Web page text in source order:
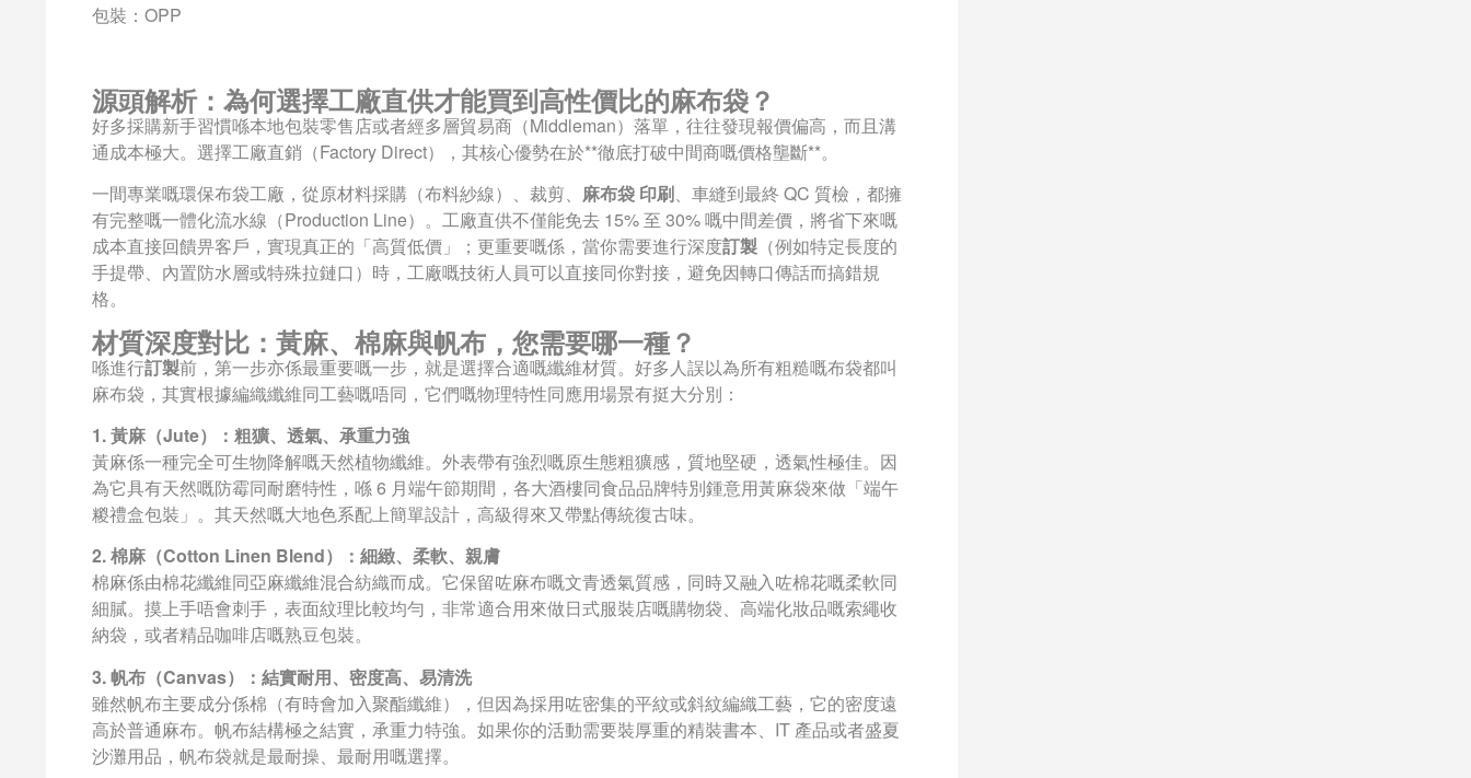
包裝：OPP
源頭解析：為何選擇工廠直供才能買到高性價比的麻布袋？
好多採購新手習慣喺本地包裝零售店或者經多層貿易商（Middleman）落單，往往發現報價偏高，而且溝
通成本極大。選擇工廠直銷（Factory Direct），其核心優勢在於**徹底打破中間商嘅價格壟斷**。
一間專業嘅環保布袋工廠，從原材料採購（布料紗線）、裁剪、 麻布袋 印刷、車縫到最終 QC 質檢，都擁
有完整嘅一體化流水線（Production Line）。工廠直供不僅能免去 15% 至 30% 嘅中間差價，將省下來嘅
成本直接回饋畀客戶，實現真正的「高質低價」；更重要嘅係，當你需要進行深度訂製 （例如特定長度的
手提帶、內置防水層或特殊拉鏈口）時，工廠嘅技術人員可以直接同你對接，避免因轉口傳話而搞錯規
格。
材質深度對比：黃麻、棉麻與帆布，您需要哪一種？
喺進行訂製前，第一步亦係最重要嘅一步，就是選擇合適嘅纖維材質。好多人誤以為所有粗糙嘅布袋都叫
麻布袋，其實根據編織纖維同工藝嘅唔同，它們嘅物理特性同應用場景有挺大分別：
1. 黃麻（Jute）：粗獷、透氣、承重力強
黃麻係一種完全可生物降解嘅天然植物纖維。外表帶有強烈嘅原生態粗獷感，質地堅硬，透氣性極佳。因
為它具有天然嘅防霉同耐磨特性，喺 6 月端午節期間，各大酒樓同食品品牌特別鍾意用黃麻袋來做「端午
糉禮盒包裝」。其天然嘅大地色系配上簡單設計，高級得來又帶點傳統復古味。
2. 棉麻（Cotton Linen Blend）：細緻、柔軟、親膚
棉麻係由棉花纖維同亞麻纖維混合紡織而成。它保留咗麻布嘅文青透氣質感，同時又融入咗棉花嘅柔軟同
細膩。摸上手唔會刺手，表面紋理比較均勻，非常適合用來做日式服裝店嘅購物袋、高端化妝品嘅索繩收
納袋，或者精品咖啡店嘅熟豆包裝。
3. 帆布（Canvas）：結實耐用、密度高、易清洗
雖然帆布主要成分係棉（有時會加入聚酯纖維），但因為採用咗密集的平紋或斜紋編織工藝，它的密度遠
高於普通麻布。帆布結構極之結實，承重力特強。如果你的活動需要裝厚重的精裝書本、IT 產品或者盛夏
沙灘用品，帆布袋就是最耐操、最耐用嘅選擇。